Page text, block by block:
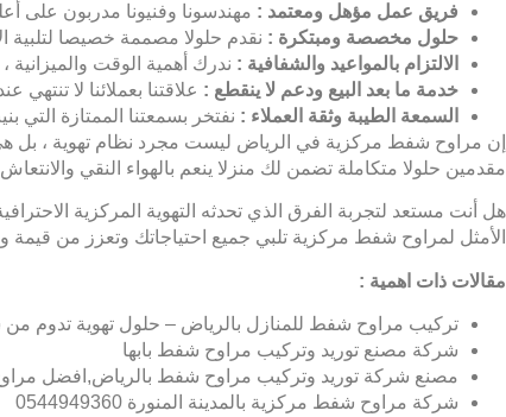
فريق عمل مؤهل ومعتمد : مهندسونا وفنيونا مدربون على
حلول مخصصة ومبتكرة : نقدم حلولا مصممة خصيصا لتلبية
الالتزام بالمواعيد والشفافية : ندرك أهمية الوقت
خدمة ما بعد البيع ودعم لا ينقطع : علاقتنا بعملائنا لا
السمعة الطيبة وثقة العملاء : نفتخر بسمعتنا الممتازة التي
إن مراوح شفط مركزية في الرياض ليست مجرد نظام تهوية ، بل
مقدمين حلولا متكاملة تضمن لك منزلا ينعم بالهواء النقي
هل أنت مستعد لتجربة الفرق الذي تحدثه التهوية المركزية
الأمثل لمراوح شفط مركزية تلبي جميع احتياجاتك وتعزز من قيمة
مقالات ذات اهمية :
تركيب مراوح شفط للمنازل بالرياض – حلول تهوية تدوم
شركة مصنع توريد وتركيب مراوح شفط بابها
مصنع شركة توريد وتركيب مراوح شفط بالرياض,افضل
شركة مراوح شفط مركزية بالمدينة المنورة 0544949360